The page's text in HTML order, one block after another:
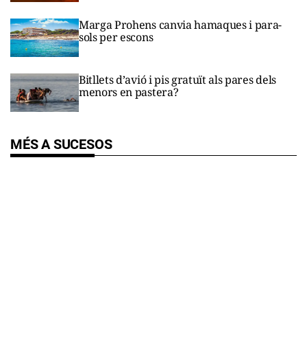
Marga Prohens canvia hamaques i para-
sols per escons
Bitllets d’avió i pis gratuït als pares dels
menors en pastera?
MÉS A SUCESOS